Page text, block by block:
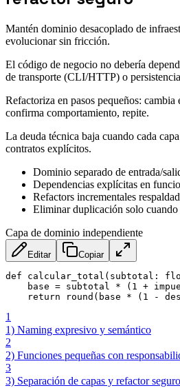
Mantén dominio desacoplado de
evolucionar sin fricción.
El código de negocio no debería
de transporte (CLI/HTTP) o
Refactoriza en pasos pequeños: cambia
confirma comportamiento, repite.
La deuda técnica baja cuando cada
contratos explícitos.
Dominio separado de entrada/
Dependencias explícitas en
Refactors incrementales
Eliminar duplicación solo cuando
Capa de dominio independiente
Editar Copiar
def calcular_total(subtotal:
base = subtotal * (1 +
return round(base * (1 -
1
1) Naming expresivo y semántico
2
2) Funciones pequeñas con
3
3) Separación de capas y refactor seguro